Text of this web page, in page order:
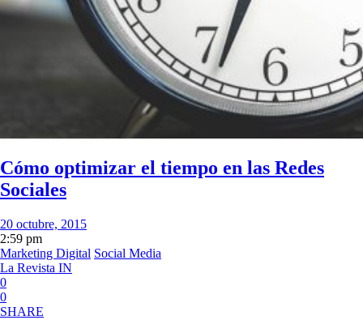
Cómo optimizar el tiempo en las Redes
Sociales
20 octubre, 2015
2:59 pm
Marketing Digital Social Media
La Revista IN
0
0
SHARE